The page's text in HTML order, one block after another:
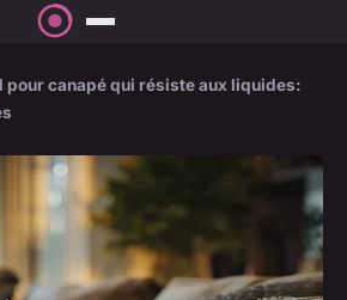
pour canapé qui résiste aux liquides: